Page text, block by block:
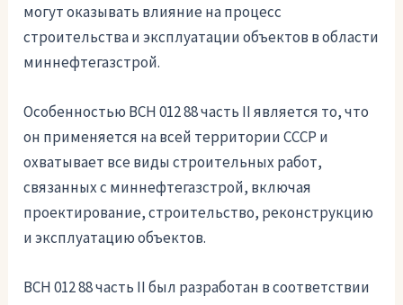
могут оказывать влияние на процесс
строительства и эксплуатации объектов в области
миннефтегазстрой.
Особенностью ВСН 012 88 часть II является то, что
он применяется на всей территории СССР и
охватывает все виды строительных работ,
связанных с миннефтегазстрой, включая
проектирование, строительство, реконструкцию
и эксплуатацию объектов.
ВСН 012 88 часть II был разработан в соответствии